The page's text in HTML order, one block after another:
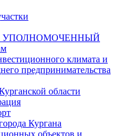
климата и
предпринимательства
области
Кургана
объектов и